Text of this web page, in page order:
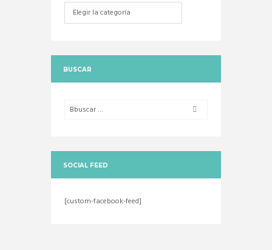
Categorias
BUSCAR
SOCIAL FEED
[custom-facebook-feed]